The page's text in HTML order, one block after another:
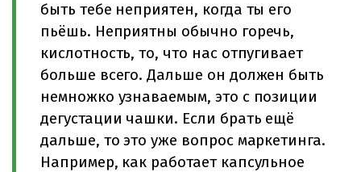
быть тебе неприятен, когда ты его
пьёшь. Неприятны обычно горечь,
кислотность, то, что нас отпугивает
больше всего. Дальше он должен быть
немножко узнаваемым, это с позиции
дегустации чашки. Если брать ещё
дальше, то это уже вопрос маркетинга.
Например, как работает капсульное